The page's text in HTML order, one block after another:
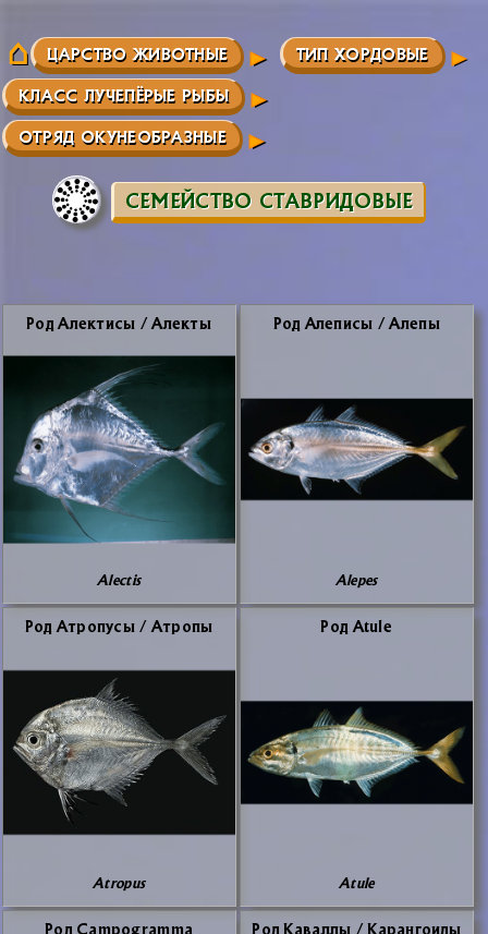
ЦАРСТВО ЖИВОТНЫЕ ТИП ХОРДОВЫЕ
КЛАСС ЛУЧЕПЁРЫЕ РЫБЫ
ОТРЯД ОКУНЕОБРАЗНЫЕ
СЕМЕЙСТВО СТАВРИДОВЫЕ
Род Алек­ти­сы / Алек­ты
Alectis
Род Але­пи­сы / Але­пы
Alepes
Род Атро­пу­сы / Атро­пы
Atropus
Род Atule
Atule
Род Campogramma Род Ка­вал­лы / Ка­ран­го­и­ды